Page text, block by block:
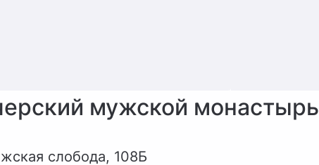
мужской монастырь
слобода, 108Б